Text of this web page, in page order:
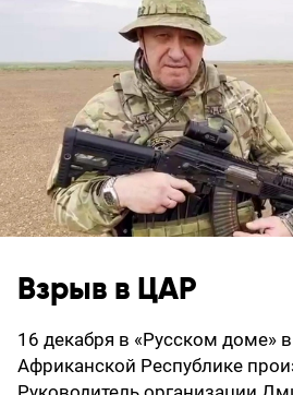
Взрыв в ЦАР
16 декабря в «Русском доме»
Африканской Республике